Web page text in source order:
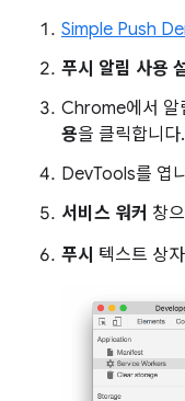
Simple Push
푸시 알림 사용
Chrome에서 알
용을 클릭합니다.
DevTools를 엽
서비스 워커 창
푸시 텍스트 상